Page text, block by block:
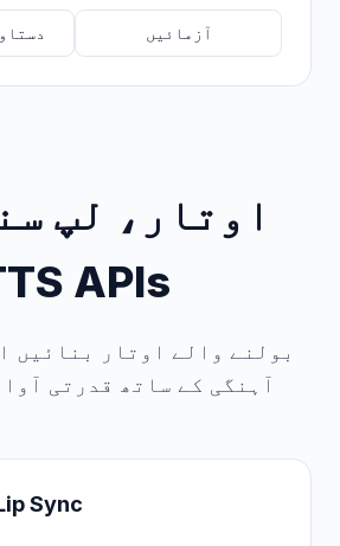
آزمائیں
اوتار، لپ
APIs
بولنے والے اوتار بنائیں
آہنگی کے ساتھ قدرتی
Sync